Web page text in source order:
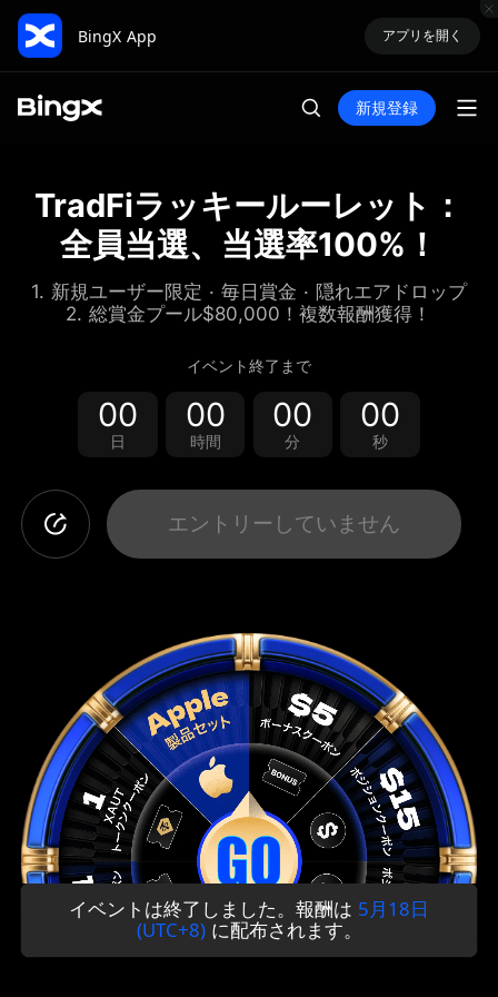
BingX App アプリを開く
新規登録
TradFiラッキールーレット：
全員当選、当選率100%！
1. 新規ユーザー限定 · 毎日賞金 · 隠れエアドロップ
2. 総賞金プール$80,000！複数報酬獲得！
イベント終了まで
00
日
00
時間
00
分
00
秒
エントリーしていません
イベントは終了しました。報酬は 5月18日
(UTC+8)に配布されます。